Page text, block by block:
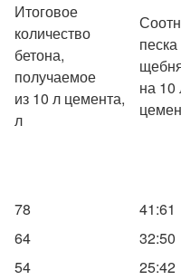
Итоговое
количество
бетона,
получаемое
из 10 л цемента,
л
на 10
78
41:61
64
32:50
54
25:42